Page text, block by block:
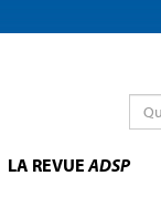
LA REVUEADSP